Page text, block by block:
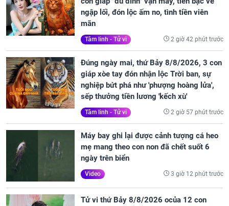
ngập lối, đón lộc ấm no, tình tiền viên
mãn
Tâm linh - Tử vi 2 giờ 42 phút trước
Đúng ngày mai, thứ Bảy 8/8/2026, 3 con
giáp xòe tay đón nhận lộc Trời ban, sự
nghiệp bứt phá như 'phượng hoàng lửa',
sếp thưởng tiền lương 'kếch xù'
Tâm linh - Tử vi 2 giờ 57 phút trước
Máy bay ghi lại được cảnh tượng cá heo
mẹ mang theo con non đã chết suốt 6
ngày trên biển
Video 3 giờ 12 phút trước
Tử vi thứ Bảy 8/8/2026 ocủa 12 con